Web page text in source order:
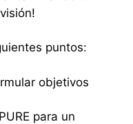
puntos:
objetivos
para un